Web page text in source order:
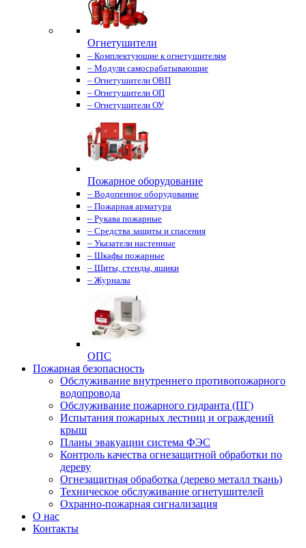
Огнетушители
– Комплектующие к огнетушителям
– Модули самосрабатывающие
– Огнетушители ОВП
– Огнетушители ОП
– Огнетушители ОУ
Пожарное оборудование
– Водопенное оборудование
– Пожарная арматура
– Рукава пожарные
– Средства защиты и спасения
– Указатели настенные
– Шкафы пожарные
– Щиты, стенды, ящики
– Журналы
ОПС
Пожарная безопасность
Обслуживание внутреннего противопожарного
водопровода
Обслуживание пожарного гидранта (ПГ)
Испытания пожарных лестниц и ограждений
крыш
Планы эвакуации система ФЭС
Контроль качества огнезащитной обработки по
дереву
Огнезащитная обработка (дерево металл ткань)
Техническое обслуживание огнетушителей
Охранно-пожарная сигнализация
О нас
Контакты